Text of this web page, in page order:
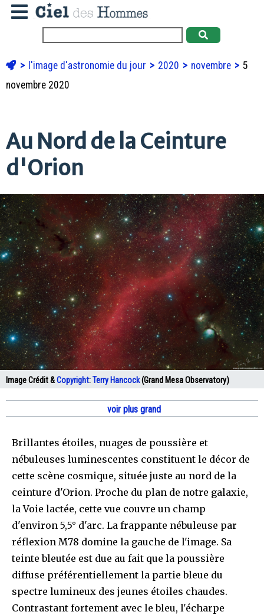
l'image d'astronomie du jour 2020 novembre
5
novembre 2020
Au Nord de la Ceinture
d'Orion
Image Crédit &Copyright:Terry Hancock(Grand Mesa Observatory)
voir plus grand
Brillantes étoiles, nuages de poussière et
nébuleuses luminescentes constituent le décor de
cette scène cosmique, située juste au nord de la
ceinture d'Orion. Proche du plan de notre galaxie,
la Voie lactée, cette vue couvre un champ
d'environ 5,5° d'arc. La frappante nébuleuse par
réflexion M78 domine la gauche de l'image. Sa
teinte bleutée est due au fait que la poussière
diffuse préférentiellement la partie bleue du
spectre lumineux des jeunes étoiles chaudes.
Contrastant fortement avec le bleu, l'écharpe